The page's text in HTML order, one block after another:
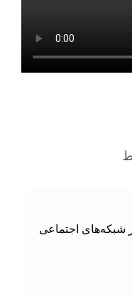
شبکه‌های اجتماعی